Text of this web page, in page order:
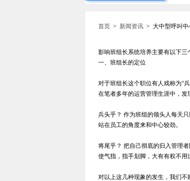
首页 > 新闻资讯 > 大中型呼叫中
影响班组长系统培养主要有以下三
一、班组长的定位
对于班组长这个职位有人戏称为“
在笔者多年的运营管理生涯中，发
兵头乎？ 作为班组的领头人每天
站在员工的角度来和中心较劲。
将尾乎？ 把自己彻底的归入管理
使气指，指手划脚，大有有权不用
对以上这几种现象的发生，我们